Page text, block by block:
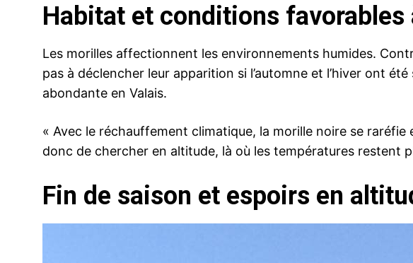
Habitat et conditions
Les morilles affectionnent les environnements humides.
pas à déclencher leur apparition si l’automne et l’hiver ont
abondante en Valais.
« Avec le réchauffement climatique, la morille noire se
donc de chercher en altitude, là où les températures restent
Fin de saison et espoirs en